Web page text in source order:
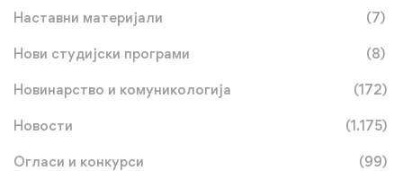
Наставни материјали (7)
Нови студијски програми (8)
Новинарство и комуникологија (172)
Новости (1.175)
Огласи и конкурси (99)